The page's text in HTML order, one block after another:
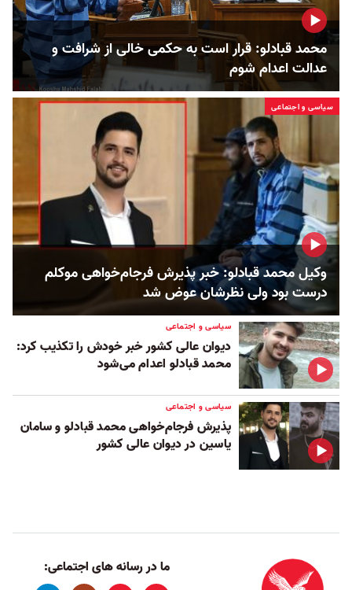
محمد قبادلو: قرار است به حکمی خالی از شرافت و
عدالت اعدام شوم
سیاسی و اجتماعی
وکیل محمد قبادلو: خبر پذیرش فرجام‌خواهی موکلم
درست بود ولی نظرشان عوض شد
سیاسی و اجتماعی
دیوان عالی کشور خبر خودش را تکذیب کرد:
محمد قبادلو اعدام می‌شود
سیاسی و اجتماعی
پذیرش فرجام‌خواهی محمد قبادلو و سامان
یاسین در دیوان عالی کشور
ما در رسانه های اجتماعی: